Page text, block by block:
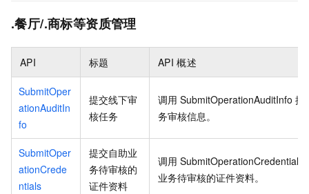
.餐厅/.商标等资质管理
API 标题 API 概述
SubmitOper
ationAuditIn
fo
提交线下审
核任务
调用 SubmitOperationAuditInfo 提
务审核信息。
SubmitOper
ationCrede
ntials
提交自助业
务待审核的
证件资料
调用 SubmitOperationCredentials
业务待审核的证件资料。